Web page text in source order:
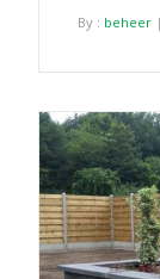
By : beheer